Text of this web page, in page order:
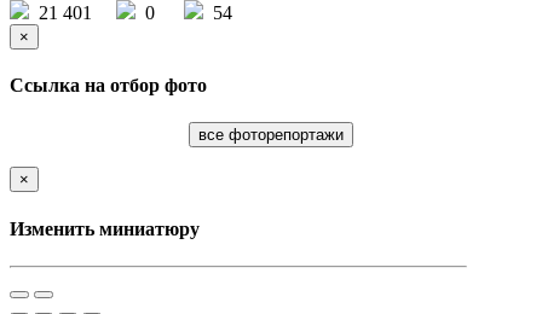
21 401
0 54
×
Ссылка на отбор фото
все фоторепортажи
×
Изменить миниатюру